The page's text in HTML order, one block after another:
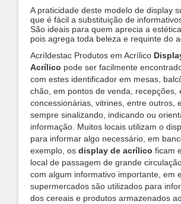
A praticidade deste modelo de display
que é fácil a substituição de
São ideais para quem aprecia a
pois agrega toda beleza e requinte do
Acríldestac Produtos em Acrílico
Acrílico pode ser facilmente
com estes identificador em mesas,
chão, em pontos de venda, recepções,
concessionárias, vitrines, entre outros,
sempre sinalizando, indicando ou
informação. Muitos locais utilizam o
para informar algo necessário, em
exemplo, os display de acrílico ficam
local de passagem de grande
com algum informativo importante, em
supermercados são utilizados para
dos cereais e produtos armazenados